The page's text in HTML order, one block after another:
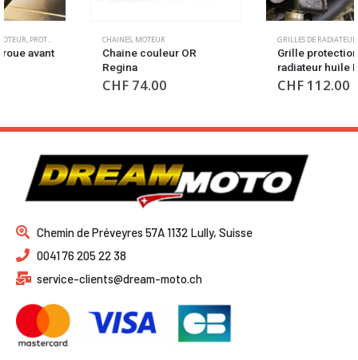
CHAINES
Chaine couleur OR
GRILLES DE RADIATEURS,MOTEUR
Grille protection
radiateur huile Ducati
Chemin de Préveyres 57A 1132 Lully, Suisse
0041 76 205 22 38
service-clients@dream-moto.ch